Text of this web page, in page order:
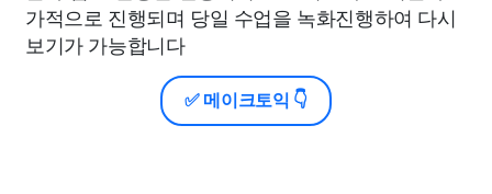
가적으로 진행되며 당일 수업을 녹화진행하여 다시
보기가 가능합니다
✅ 메이크토익 👇